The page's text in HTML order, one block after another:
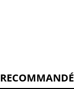
RECOMMANDÉ